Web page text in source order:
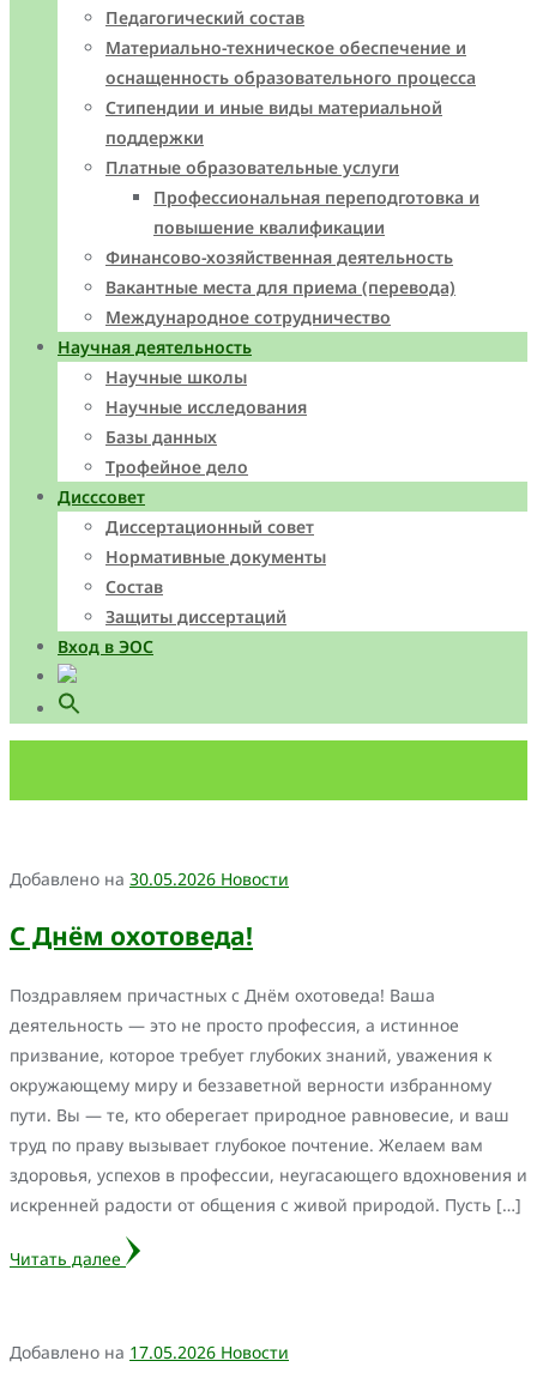
Педагогический состав
Материально-техническое обеспечение и
оснащенность образовательного процесса
Стипендии и иные виды материальной
поддержки
Платные образовательные услуги
Профессиональная переподготовка и
повышение квалификации
Финансово-хозяйственная деятельность
Вакантные места для приема (перевода)
Международное сотрудничество
Научная деятельность
Научные школы
Научные исследования
Базы данных
Трофейное дело
Дисссовет
Диссертационный совет
Нормативные документы
Состав
Защиты диссертаций
Вход в ЭОС
Search
for:
Search Button
Добавлено на 30.05.2026 Новости
С Днём охотоведа!
Поздравляем причастных с Днём охотоведа! Ваша
деятельность — это не просто профессия, а истинное
призвание, которое требует глубоких знаний, уважения к
окружающему миру и беззаветной верности избранному
пути. Вы — те, кто оберегает природное равновесие, и ваш
труд по праву вызывает глубокое почтение. Желаем вам
здоровья, успехов в профессии, неугасающего вдохновения и
искренней радости от общения с живой природой. Пусть […]
Читать далее
Добавлено на 17.05.2026 Новости